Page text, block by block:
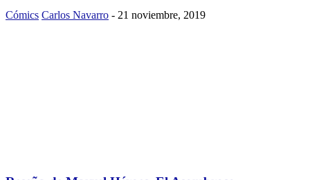
Cómics Carlos Navarro - 21 noviembre, 2019